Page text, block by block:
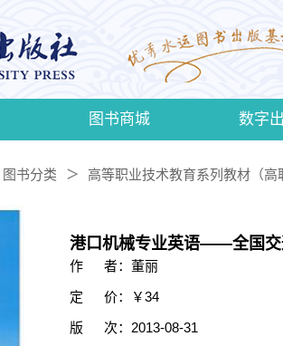
图书商城 数字
图书分类 ＞ 高等职业技术教育系列教材（高
港口机械专业英语——全国交
作 者：董丽
定 价：￥34
版 次：2013-08-31